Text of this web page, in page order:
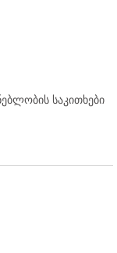
საკითხები